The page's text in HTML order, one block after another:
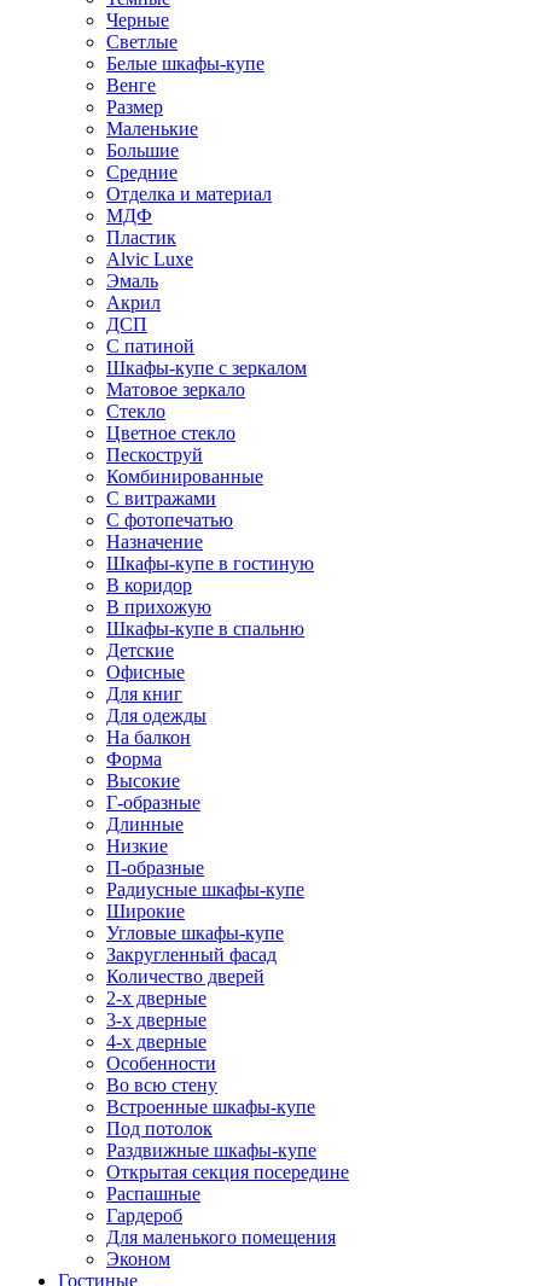
Черные
Светлые
Белые шкафы-купе
Венге
Размер
Маленькие
Большие
Средние
Отделка и материал
МДФ
Пластик
Alvic Luxe
Эмаль
Акрил
ДСП
С патиной
Шкафы-купе с зеркалом
Матовое зеркало
Стекло
Цветное стекло
Пескоструй
Комбинированные
С витражами
С фотопечатью
Назначение
Шкафы-купе в гостиную
В коридор
В прихожую
Шкафы-купе в спальню
Детские
Офисные
Для книг
Для одежды
На балкон
Форма
Высокие
Г-образные
Длинные
Низкие
П-образные
Радиусные шкафы-купе
Широкие
Угловые шкафы-купе
Закругленный фасад
Количество дверей
2-х дверные
3-х дверные
4-х дверные
Особенности
Во всю стену
Встроенные шкафы-купе
Под потолок
Раздвижные шкафы-купе
Открытая секция посередине
Распашные
Гардероб
Для маленького помещения
Эконом
Гостиные